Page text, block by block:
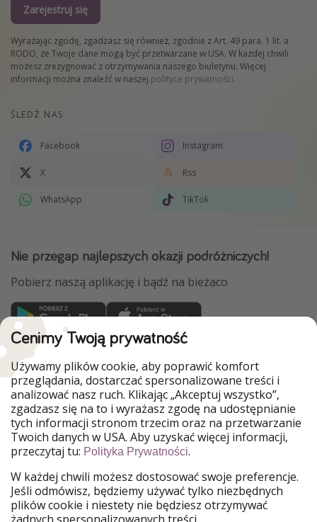
Zarejestruj się
Wyrażając zgodę, zgadzasz się również, zgodnie z Art. 49 para. 1 lit. a
RODO, że Twoje dane mogą być przetwarzane w USA. W każdej chwili
możesz zrezygnować z otrzymywania naszego biuletynu. Więcej
informacji można znaleźć w naszej polityce prywatności.
ŚLEDŹ NAS
Facebook Instagram
X Rss
WhatsApp TikTok
Nie przegap najlepszych okazji podróżniczych!
Pobierz naszą aplikację i bądź na bieżaco
WakacyjniPiraci są częścią Grupy HolidayPirates
Nasze rynki
PiratinViaggio
HolidayPirates
VakantiePiraten
VoyagesPirates
Ferienpiraten
Urlaubspiraten
Urlaubspiraten
ViajerosPiratas
TravelPirates
Nasza grupa
HolidayPirates Group
Cenimy Twoją prywatność
Używamy plików cookie, aby poprawić komfort
przeglądania, dostarczać spersonalizowane treści i
analizować nasz ruch. Klikając „Akceptuj wszystko”,
zgadzasz się na to i wyrażasz zgodę na udostępnianie
tych informacji stronom trzecim oraz na przetwarzanie
Twoich danych w USA. Aby uzyskać więcej informacji,
przeczytaj tu: Polityka Prywatności.
W każdej chwili możesz dostosować swoje preferencje.
Jeśli odmówisz, będziemy używać tylko niezbędnych
plików cookie i niestety nie będziesz otrzymywać